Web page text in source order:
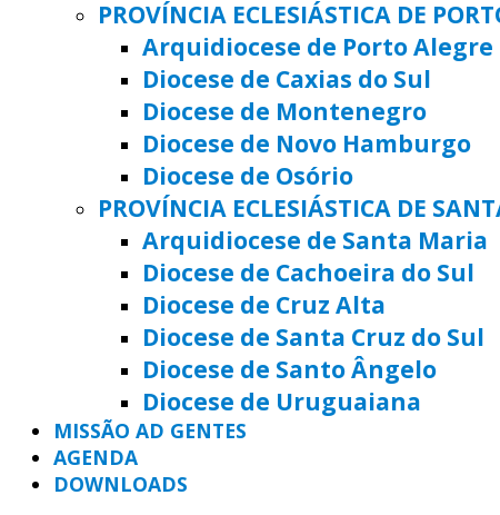
PROVÍNCIA ECLESIÁSTICA DE
Arquidiocese de Porto Alegre
Diocese de Caxias do Sul
Diocese de Montenegro
Diocese de Novo Hamburgo
Diocese de Osório
PROVÍNCIA ECLESIÁSTICA DE
Arquidiocese de Santa Maria
Diocese de Cachoeira do Sul
Diocese de Cruz Alta
Diocese de Santa Cruz do Sul
Diocese de Santo Ângelo
Diocese de Uruguaiana
MISSÃO AD GENTES
AGENDA
DOWNLOADS